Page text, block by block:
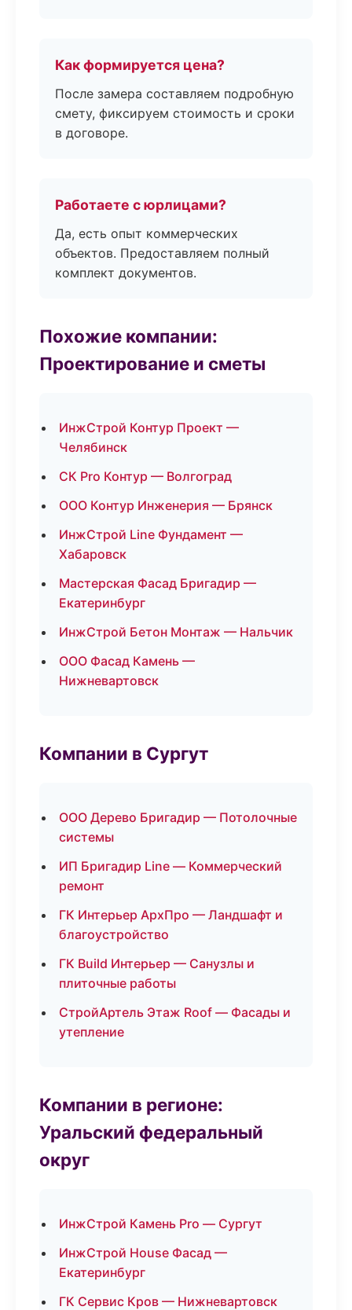
Как формируется цена?
После замера составляем подробную
смету, фиксируем стоимость и сроки
в договоре.
Работаете с юрлицами?
Да, есть опыт коммерческих
объектов. Предоставляем полный
комплект документов.
Похожие компании:
Проектирование и сметы
ИнжСтрой Контур Проект —
Челябинск
СК Pro Контур — Волгоград
ООО Контур Инженерия — Брянск
ИнжСтрой Line Фундамент —
Хабаровск
Мастерская Фасад Бригадир —
Екатеринбург
ИнжСтрой Бетон Монтаж — Нальчик
ООО Фасад Камень —
Нижневартовск
Компании в Сургут
ООО Дерево Бригадир — Потолочные
системы
ИП Бригадир Line — Коммерческий
ремонт
ГК Интерьер АрхПро — Ландшафт и
благоустройство
ГК Build Интерьер — Санузлы и
плиточные работы
СтройАртель Этаж Roof — Фасады и
утепление
Компании в регионе:
Уральский федеральный
округ
ИнжСтрой Камень Pro — Сургут
ИнжСтрой House Фасад —
Екатеринбург
ГК Сервис Кров — Нижневартовск